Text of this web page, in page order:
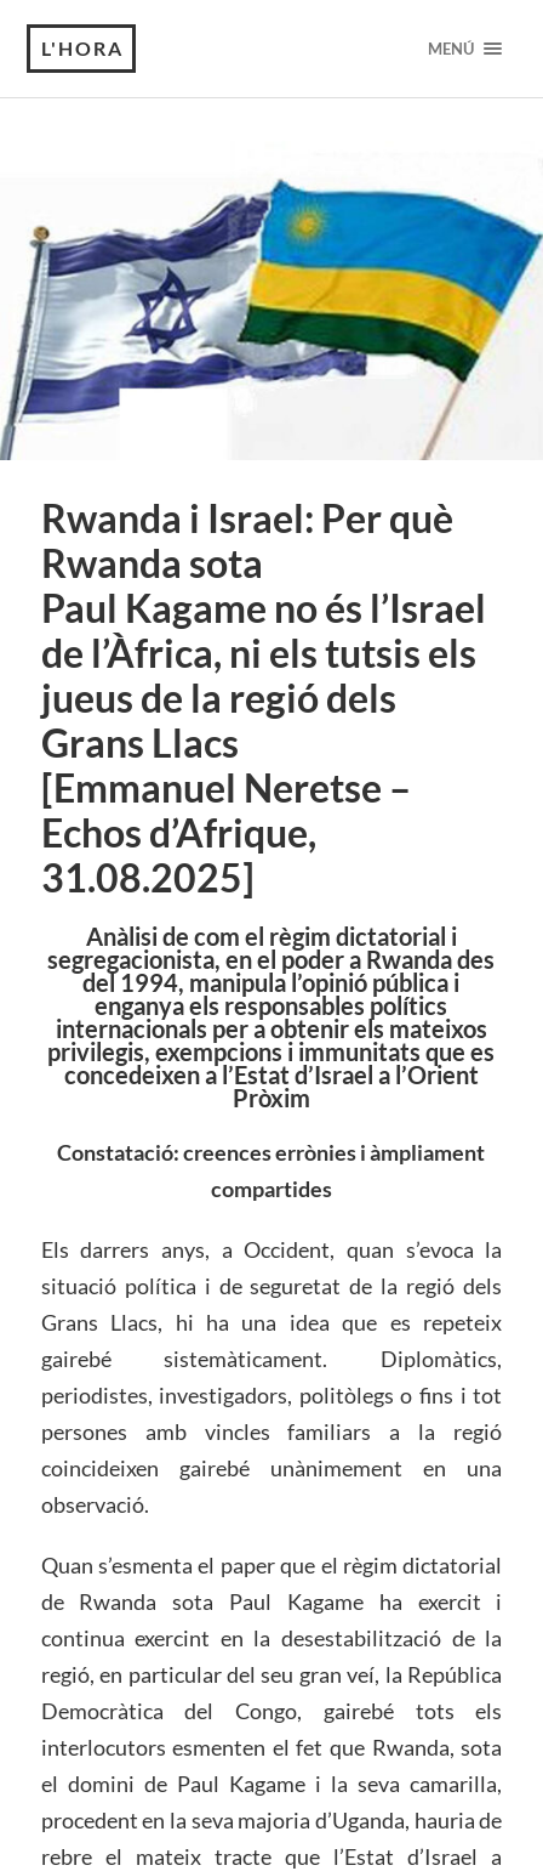
L'HORA MENÚ
Rwanda i Israel: Per què
Rwanda sota
Paul Kagame no és l’Israel
de l’Àfrica, ni els tutsis els
jueus de la regió dels
Grans Llacs
[Emmanuel Neretse –
Echos d’Afrique,
31.08.2025]
Anàlisi de com el règim dictatorial i
segregacionista, en el poder a Rwanda des
del 1994, manipula l’opinió pública i
enganya els responsables polítics
internacionals per a obtenir els mateixos
privilegis, exempcions i immunitats que es
concedeixen a l’Estat d’Israel a l’Orient
Pròxim
Constatació: creences errònies i àmpliament
compartides
Els darrers anys, a Occident, quan s’evoca la
situació política i de seguretat de la regió dels
Grans Llacs, hi ha una idea que es repeteix
gairebé sistemàticament. Diplomàtics,
periodistes, investigadors, politòlegs o fins i tot
persones amb vincles familiars a la regió
coincideixen gairebé unànimement en una
observació.
Quan s’esmenta el paper que el règim dictatorial
de Rwanda sota Paul Kagame ha exercit i
continua exercint en la desestabilització de la
regió, en particular del seu gran veí, la República
Democràtica del Congo, gairebé tots els
interlocutors esmenten el fet que Rwanda, sota
el domini de Paul Kagame i la seva camarilla,
procedent en la seva majoria d’Uganda, hauria de
rebre el mateix tracte que l’Estat d’Israel a